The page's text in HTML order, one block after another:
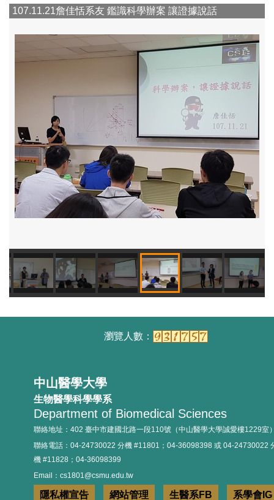
114.11.07 生技參訪
114.10.05 國際交流
114.12.17系週會
114.09.24實習經驗分享
107.11.21詹佳恬系友 鑑識科學辦案 讓證據說話
中山醫學大學
生物醫學科學學系
Department of Biomedical Sciences
聯絡地址：402 臺中市建國北路一段110號（中山醫學大學誠愛樓1229室
聯絡電話：04-24730022 分機 #11801；04-36098398 或 04-24730022
機 #11828；04-36098399
Email：cs1801@csmu.edu.tw
隱私權宣告 網站管理 生醫系FB 系學會IG